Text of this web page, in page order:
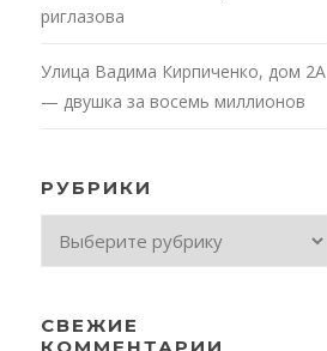
риглазова
Улица Вадима Кирпиченко, дом 2А
— двушка за восемь миллионов
РУБРИКИ
СВЕЖИЕ